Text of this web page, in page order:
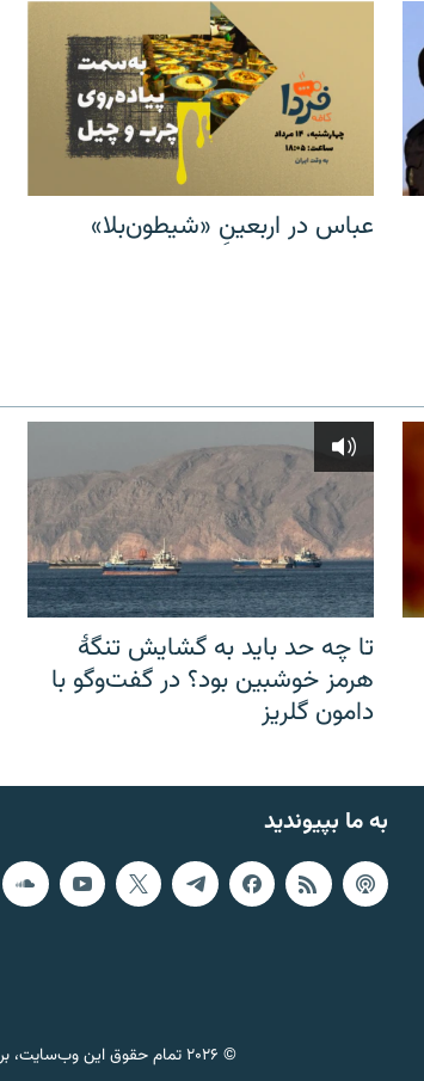
عباس در اربعینِ «شیطون‌بلا»
تا چه حد باید به گشایش تنگهٔ
هرمز خوشبین بود؟ در گفت‌وگو با
دامون گلریز
به ما بپیوندید
© ۲۰۲۶ تمام حقوق این وب‌سایت، بر اساس مقررات کپی‌رایت، برای رادیو فردا محفوظ است.